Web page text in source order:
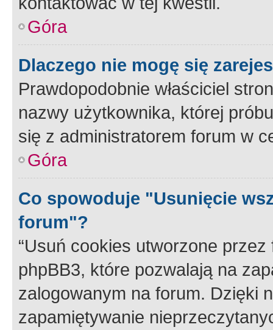
Góra
Dlaczego nie mogę się
Prawdopodobnie właściciel
nazwy użytkownika, której
się z administratorem forum w
Góra
Co spowoduje "Usunięcie
forum"?
“Usuń cookies utworzone
phpBB3, które pozwalają na
zalogowanym na forum. Dzięki
zapamiętywanie